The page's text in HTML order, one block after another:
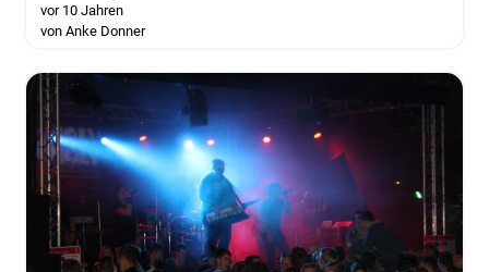
vor 10 Jahren
von Anke Donner